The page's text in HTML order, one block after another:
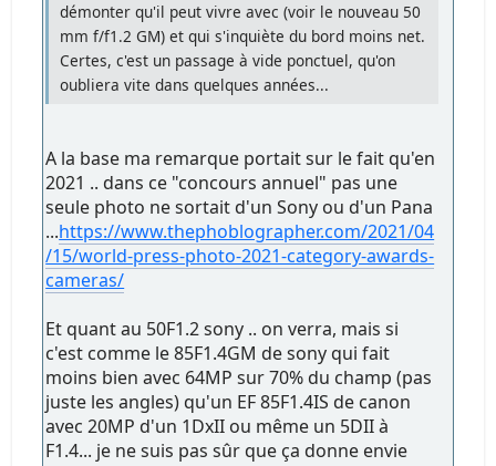
démonter qu'il peut vivre avec (voir le nouveau 50
mm f/f1.2 GM) et qui s'inquiète du bord moins net.
Certes, c'est un passage à vide ponctuel, qu'on
oubliera vite dans quelques années...
A la base ma remarque portait sur le fait qu'en
2021 .. dans ce "concours annuel" pas une
seule photo ne sortait d'un Sony ou d'un Pana
...https://www.thephoblographer.com/2021/04
/15/world-press-photo-2021-category-awards-
cameras/
Et quant au 50F1.2 sony .. on verra, mais si
c'est comme le 85F1.4GM de sony qui fait
moins bien avec 64MP sur 70% du champ (pas
juste les angles) qu'un EF 85F1.4IS de canon
avec 20MP d'un 1DxII ou même un 5DII à
F1.4... je ne suis pas sûr que ça donne envie